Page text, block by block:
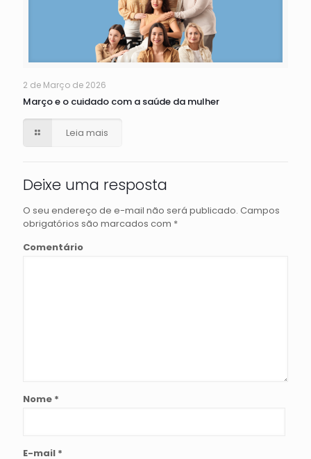
2 de Março de 2026
Março e o cuidado com a saúde da mulher
Leia mais
Deixe uma resposta
O seu endereço de e-mail não será publicado. Campos
obrigatórios são marcados com *
Comentário
Nome *
E-mail *